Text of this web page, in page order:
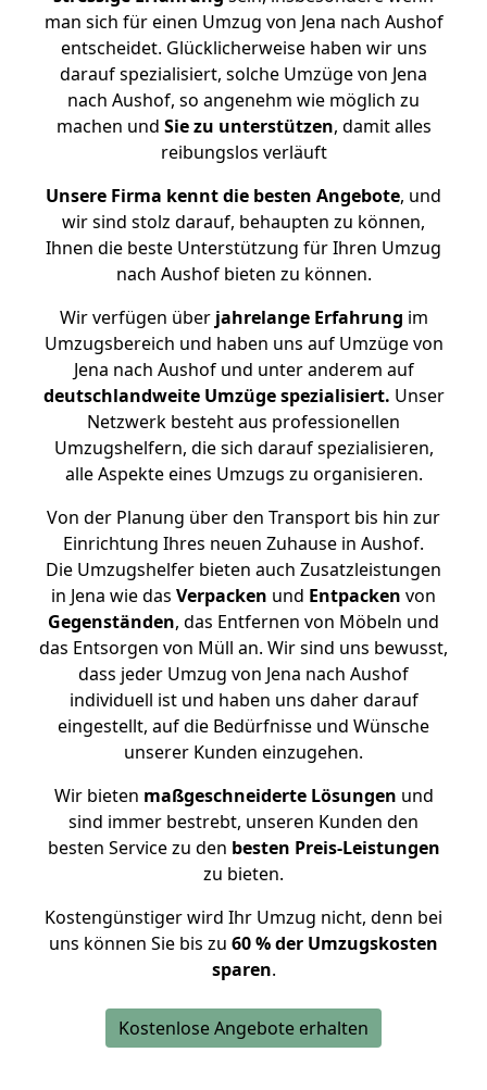
man sich für einen Umzug von Jena nach Aushof
entscheidet. Glücklicherweise haben wir uns
darauf spezialisiert, solche Umzüge von Jena
nach Aushof, so angenehm wie möglich zu
machen und Sie zu unterstützen, damit alles
reibungslos verläuft
Unsere Firma kennt die besten Angebote, und
wir sind stolz darauf, behaupten zu können,
Ihnen die beste Unterstützung für Ihren Umzug
nach Aushof bieten zu können.
Wir verfügen überjahrelange Erfahrung im
Umzugsbereich und haben uns auf Umzüge von
Jena nach Aushof und unter anderem auf
deutschlandweite Umzüge spezialisiert. Unser
Netzwerk besteht aus professionellen
Umzugshelfern, die sich darauf spezialisieren,
alle Aspekte eines Umzugs zu organisieren.
Von der Planung über den Transport bis hin zur
Einrichtung Ihres neuen Zuhause in Aushof.
Die Umzugshelfer bieten auch Zusatzleistungen
in Jena wie das Verpacken und Entpacken von
Gegenständen, das Entfernen von Möbeln und
das Entsorgen von Müll an. Wir sind uns bewusst,
dass jeder Umzug von Jena nach Aushof
individuell ist und haben uns daher darauf
eingestellt, auf die Bedürfnisse und Wünsche
unserer Kunden einzugehen.
Wir bieten maßgeschneiderte Lösungen und
sind immer bestrebt, unseren Kunden den
besten Service zu den besten Preis-Leistungen
zu bieten.
Kostengünstiger wird Ihr Umzug nicht, denn bei
uns können Sie bis zu 60 % der Umzugskosten
sparen.
Kostenlose Angebote erhalten